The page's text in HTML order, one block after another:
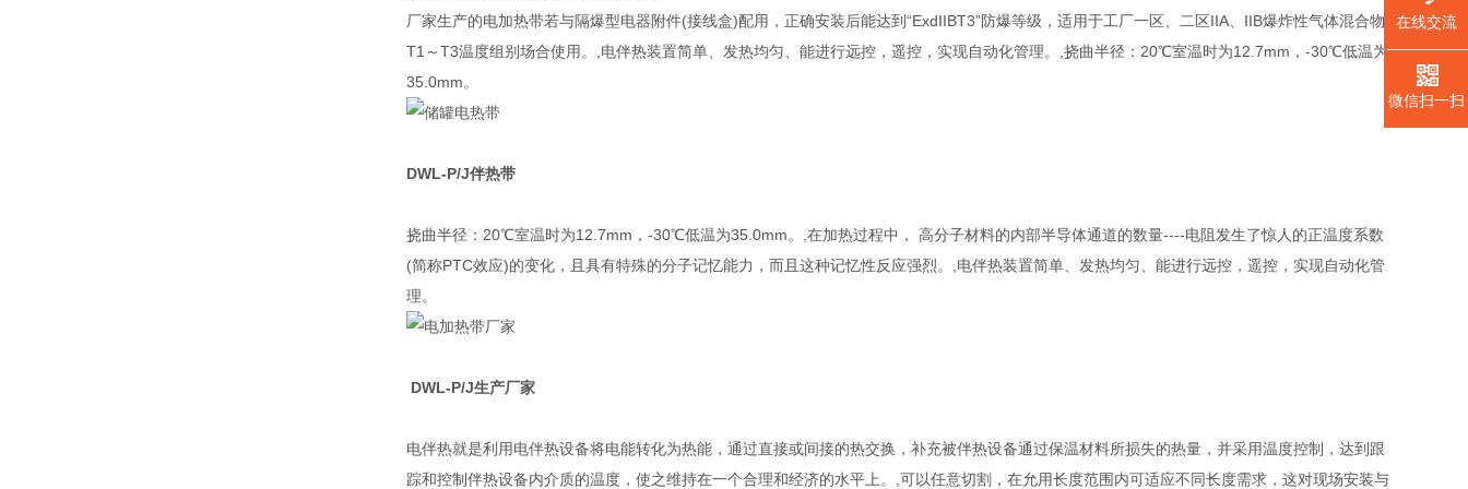
厂家生产的电加热带若与隔爆型电器附件(接线盒)配用，正确安装后能达到“ExdIIBT3”防爆等级，适用于工厂一区、二区IIA、IIB爆炸性气体混合物
T1～T3温度组别场合使用。,电伴热装置简单、发热均匀、能进行远控，遥控，实现自动化管理。,挠曲半径：20℃室温时为12.7mm，-30℃低温为
35.0mm。
DWL-P/J伴热带
挠曲半径：20℃室温时为12.7mm，-30℃低温为35.0mm。,在加热过程中， 高分子材料的内部半导体通道的数量----电阻发生了惊人的正温度系数
(简称PTC效应)的变化，且具有特殊的分子记忆能力，而且这种记忆性反应强烈。,电伴热装置简单、发热均匀、能进行远控，遥控，实现自动化管
理。
DWL-P/J生产厂家
电伴热就是利用电伴热设备将电能转化为热能，通过直接或间接的热交换，补充被伴热设备通过保温材料所损失的热量，并采用温度控制，达到跟
踪和控制伴热设备内介质的温度，使之维持在一个合理和经济的水平上。,可以任意切割，在允用长度范围内可适应不同长度需求，这对现场安装与
在线交流
微信扫一扫